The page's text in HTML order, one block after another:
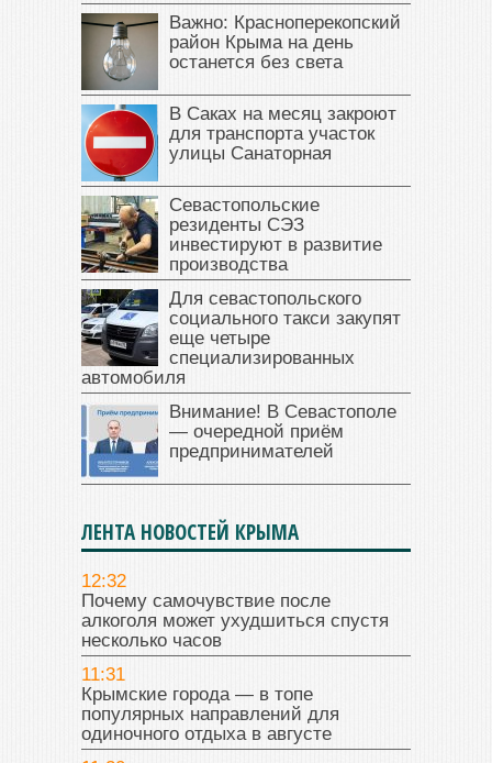
Важно: Красноперекопский
район Крыма на день
останется без света
В Саках на месяц закроют
для транспорта участок
улицы Санаторная
Севастопольские
резиденты СЭЗ
инвестируют в развитие
производства
Для севастопольского
социального такси закупят
еще четыре
специализированных
автомобиля
Внимание! В Севастополе
— очередной приём
предпринимателей
ЛЕНТА НОВОСТЕЙ КРЫМА
12:32
Почему самочувствие после
алкоголя может ухудшиться спустя
несколько часов
11:31
Крымские города — в топе
популярных направлений для
одиночного отдыха в августе